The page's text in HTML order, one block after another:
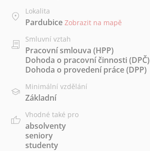
Lokalita
Pardubice Zobrazit na mapě
Smluvní vztah
Pracovní smlouva (HPP)
Dohoda o pracovní činnosti (DPČ)
Dohoda o provedení práce (DPP)
Minimální vzdělání
Základní
Vhodné také pro
absolventy
seniory
studenty